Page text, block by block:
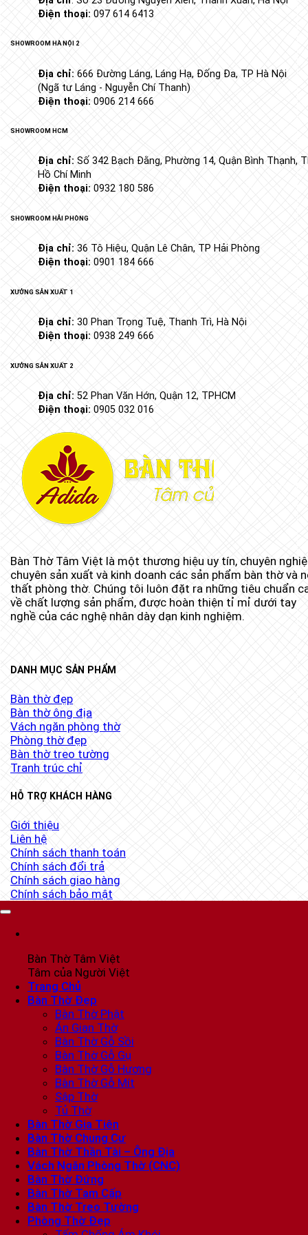
Điện thoại: 097 614 6413
SHOWROOM HÀ NỘI 2
Địa chỉ: 666 Đường Láng, Láng Hạ, Đống Đa, TP Hà Nội
(Ngã tư Láng - Nguyễn Chí Thanh)
Điện thoại:0906 214 666
SHOWROOM HCM
Địa chỉ: Số 342 Bạch Đằng, Phường 14, Quận Bình Thạnh,
Hồ Chí Minh
Điện thoại: 0932 180 586
SHOWROOM HẢI PHÒNG
Địa chỉ: 36 Tô Hiệu, Quận Lê Chân, TP Hải Phòng
Điện thoại: 0901 184 666
XƯỞNG SẢN XUẤT 1
Địa chỉ: 30 Phan Trọng Tuệ, Thanh Trì, Hà Nội
Điện thoại: 0938 249 666
XƯỞNG SẢN XUẤT 2
Địa chỉ:52 Phan Văn Hớn, Quận 12, TPHCM
Điện thoại: 0905 032 016
Bàn Thờ Tâm Việt là một thương hiệu uy tín, chuyên
chuyên sản xuất và kinh doanh các sản phẩm bàn thờ và
thất phòng thờ. Chúng tôi luôn đặt ra những tiêu chuẩn
về chất lượng sản phẩm, được hoàn thiện tỉ mỉ dưới tay
nghề của các nghệ nhân dày dạn kinh nghiệm.
DANH MỤC SẢN PHẨM
Bàn thờ đẹp
Bàn thờ ông địa
Vách ngăn phòng thờ
Phòng thờ đẹp
Bàn thờ treo tường
Tranh trúc chỉ
HỖ TRỢ KHÁCH HÀNG
Giới thiệu
Liên hệ
Chính sách thanh toán
Chính sách đổi trả
Chính sách giao hàng
Chính sách bảo mật
Bàn Thờ Tâm Việt
Tâm của Người Việt
Trang Chủ
Bàn Thờ Đẹp
Bàn Thờ Phật
Án Gian Thờ
Bàn Thờ Gỗ Sồi
Bàn Thờ Gỗ Gụ
Bàn Thờ Gỗ Hương
Bàn Thờ Gỗ Mít
Sập Thờ
Tủ Thờ
Bàn Thờ Gia Tiên
Bàn Thờ Chung Cư
Bàn Thờ Thần Tài – Ông Địa
Vách Ngăn Phòng Thờ (CNC)
Bàn Thờ Đứng
Bàn Thờ Tam Cấp
Bàn Thờ Treo Tường
Phòng Thờ Đẹp